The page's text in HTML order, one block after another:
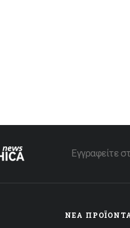
Εγγραφείτε
ΝΈΑ